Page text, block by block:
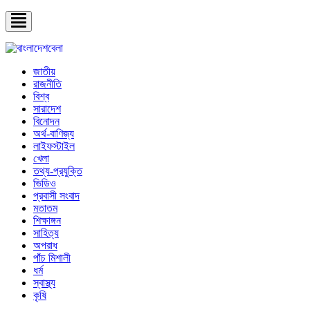
জাতীয়
রাজনীতি
বিশ্ব
সারাদেশ
বিনোদন
অর্থ-বাণিজ্য
লাইফস্টাইল
খেলা
তথ্য-প্রযুক্তি
ভিডিও
প্রবাসী সংবাদ
মতাতম
শিক্ষাঙ্গন
সাহিত্য
অপরাধ
পাঁচ মিশালী
ধর্ম
স্বাস্থ্য
কৃষি